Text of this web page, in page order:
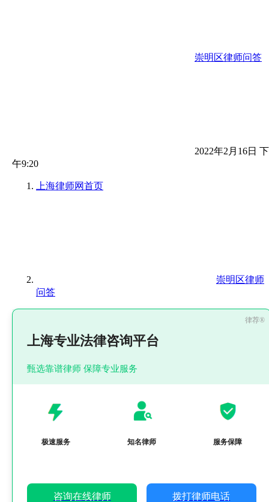
崇明区律师问答
2022年2月16日 下
午9:20
上海律师网首页
崇明区律师
问答
上海专业法律咨询平台
甄选靠谱律师 保障专业服务
极速服务 知名律师 服务保障
咨询在线律师 拨打律师电话